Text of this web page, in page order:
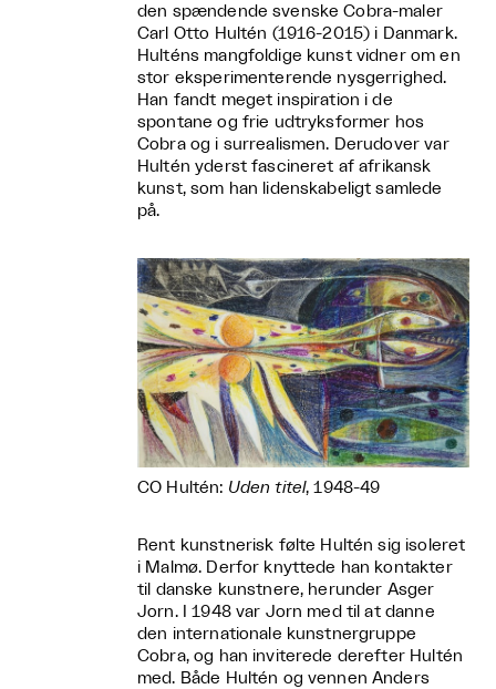
den spændende svenske Cobra-maler
Carl Otto Hultén (1916-2015) i Danmark.
Hulténs mangfoldige kunst vidner om en
stor eksperimenterende nysgerrighed.
Han fandt meget inspiration i de
spontane og frie udtryksformer hos
Cobra og i surrealismen. Derudover var
Hultén yderst fascineret af afrikansk
kunst, som han lidenskabeligt samlede
på.
CO Hultén: Uden titel, 1948-49
Rent kunstnerisk følte Hultén sig isoleret
i Malmø. Derfor knyttede han kontakter
til danske kunstnere, herunder Asger
Jorn. I 1948 var Jorn med til at danne
den internationale kunstnergruppe
Cobra, og han inviterede derefter Hultén
med. Både Hultén og vennen Anders